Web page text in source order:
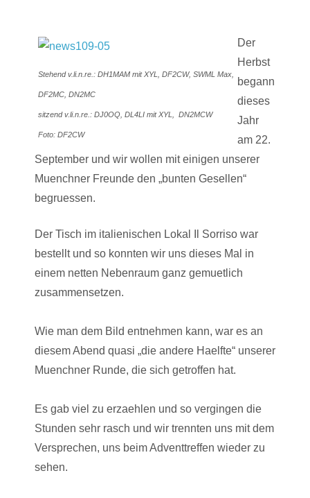
Stehend v.li.n.re.: DH1MAM mit XYL, DF2CW, SWML Max,
DF2MC, DN2MC
sitzend v.li.n.re.: DJ0OQ, DL4LI mit XYL, DN2MCW
Foto: DF2CW
Der
Herbst
begann
dieses
Jahr
am 22.
September und wir wollen mit einigen unserer
Muenchner Freunde den „bunten Gesellen“
begruessen.
Der Tisch im italienischen Lokal Il Sorriso war
bestellt und so konnten wir uns dieses Mal in
einem netten Nebenraum ganz gemuetlich
zusammensetzen.
Wie man dem Bild entnehmen kann, war es an
diesem Abend quasi „die andere Haelfte“ unserer
Muenchner Runde, die sich getroffen hat.
Es gab viel zu erzaehlen und so vergingen die
Stunden sehr rasch und wir trennten uns mit dem
Versprechen, uns beim Adventtreffen wieder zu
sehen.